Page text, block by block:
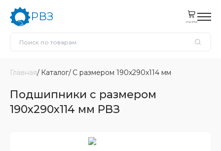
РВЗ корзина
Главная Каталог С размером 190x290x114 мм
Подшипники с размером
190x290x114 мм РВЗ